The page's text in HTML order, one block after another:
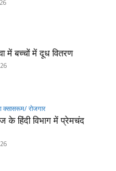
में बच्चों में दूध वितरण
क्सासरूम/ रोजगार
के हिंदी विभाग में प्रेमचंद